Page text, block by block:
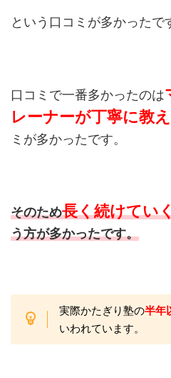
という口コミが多かったで
口コミで一番多かったのは
レーナーが丁寧に教
ミが多かったです。
そのため長く続けてい
う方が多かったです。
実際かたぎり塾の半年
いわれています。